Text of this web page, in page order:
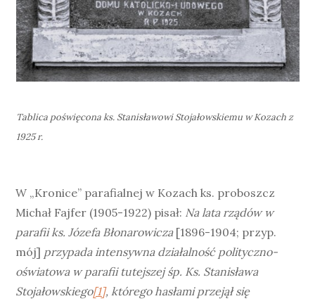
Tablica poświęcona ks. Stanisławowi Stojałowskiemu w Kozach z
1925 r.
W „Kronice” parafialnej w Kozach ks. proboszcz
Michał Fajfer (1905-1922) pisał: Na lata rządów w
parafii ks. Józefa Błonarowicza[1896-1904; przyp.
mój] przypada intensywna działalność polityczno-
oświatowa w parafii tutejszej śp. Ks. Stanisława
Stojałowskiego[1], którego hasłami przejął się